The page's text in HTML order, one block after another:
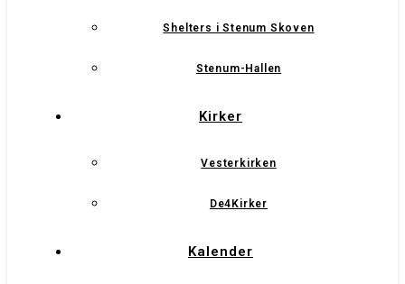
Shelters i Stenum Skoven
Stenum-Hallen
Kirker
Vesterkirken
De4Kirker
Kalender